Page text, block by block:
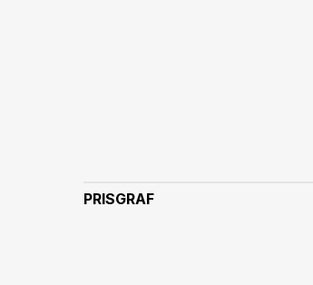
PRISGRAF